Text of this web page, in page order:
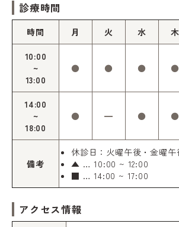
診療時間
時間 月 火 水 木
10:00
~
13:00
● ● ● ●
14:00
~
18:00
● ━ ● ●
備考
休診日：火曜午後・金曜午
▲ … 10:00 ~ 12:00
■ … 14:00 ~ 17:00
アクセス情報